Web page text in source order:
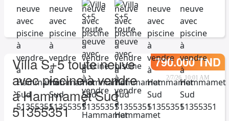
Villa S+5 toute neuve
avec piscine à vendre
à Hammamet Sud
51355351
790.000 TND
2/7/26, 10:01 AM